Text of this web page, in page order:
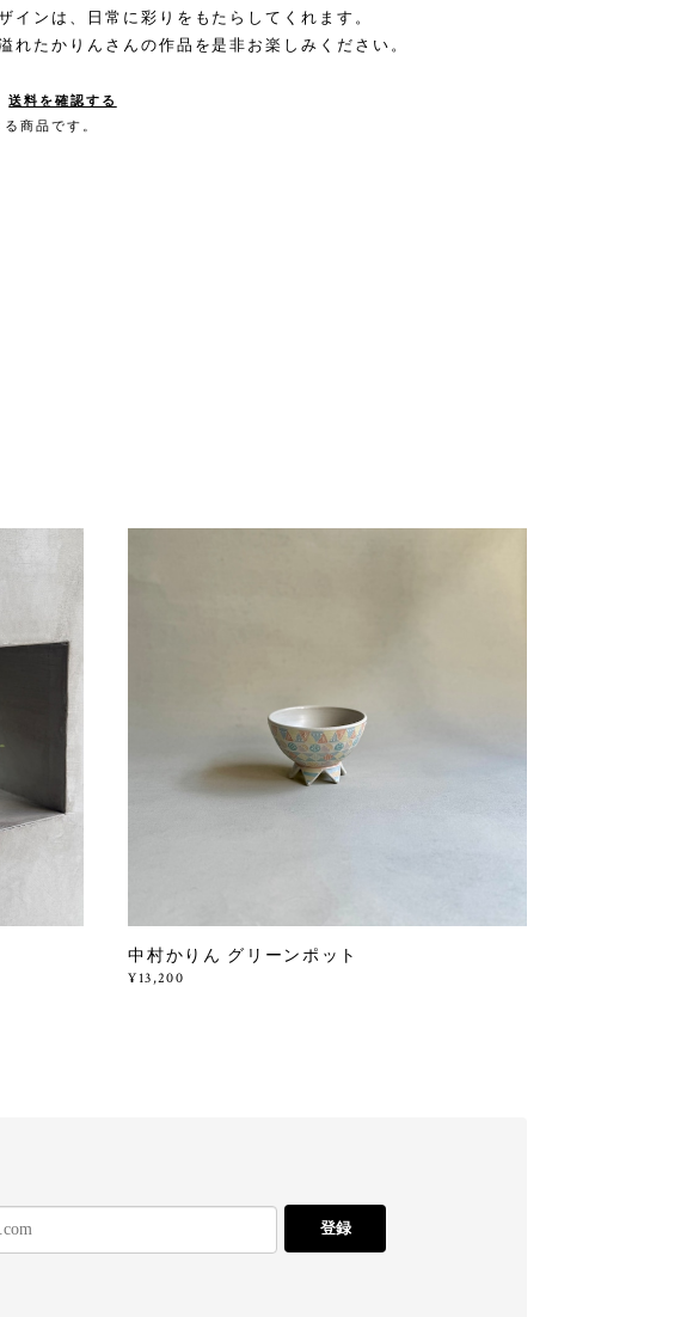
インは、日常に彩りをもたらしてくれます。
れたかりんさんの作品を是非お楽しみください。
送料を確認する
商品です。
中村かりん グリーンポット
¥13,200
登録